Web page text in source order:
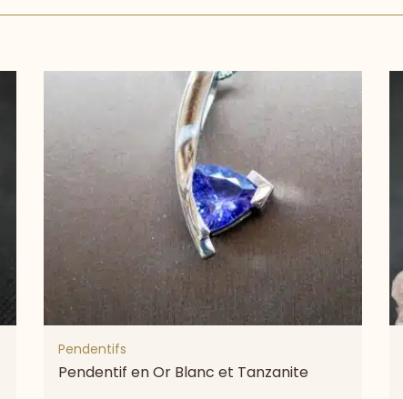
Pendentifs
Pendentif en Or Blanc et Tanzanite